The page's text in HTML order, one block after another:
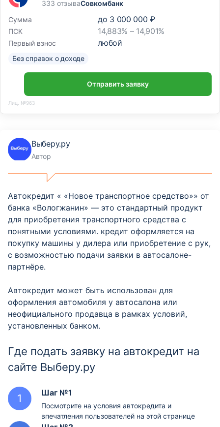
333 отзываСовкомбанк
Сумма
до 3 000 000 ₽
ПСК 14,883% – 14,901%
Первый взнос любой
Без справок о доходе
Отправить заявку
Лиц. №963
Выберу.ру
Автор
Автокредит « «Новое транспортное средство»» от
банка «Вологжанин» — это стандартный продукт
для приобретения транспортного средства с
понятными условиями. кредит оформляется на
покупку машины у дилера или приобретение с рук,
с возможностью подачи заявки в автосалоне-
партнёре.
Автокредит может быть использован для
оформления автомобиля у автосалона или
неофициального продавца в рамках условий,
установленных банком.
Где подать заявку на автокредит на
сайте Выберу.ру
Шаг №1
Посмотрите на условия автокредита и
впечатления пользователей на этой странице